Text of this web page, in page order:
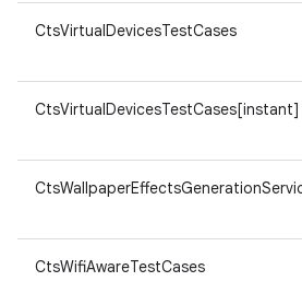
CtsVirtualDevicesTestCases
CtsVirtualDevicesTestCases[instant]
CtsWifiAwareTestCases